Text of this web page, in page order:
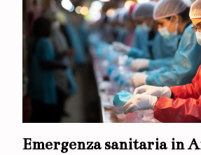
Emergenza sanitaria in